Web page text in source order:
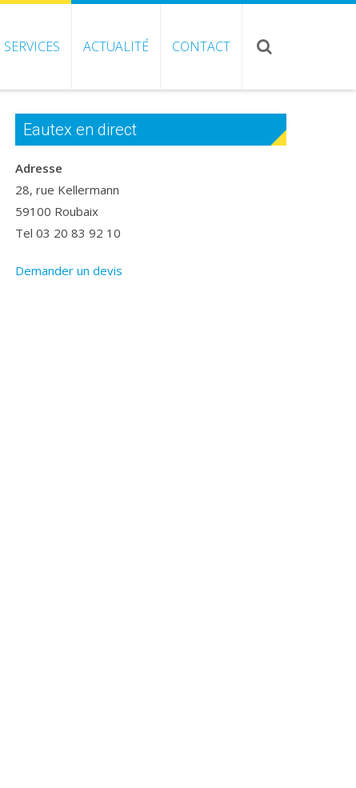
SERVICES ACTUALITÉ CONTACT
Eautex en direct
Adresse
28, rue Kellermann
59100 Roubaix
Tel 03 20 83 92 10
Demander un devis